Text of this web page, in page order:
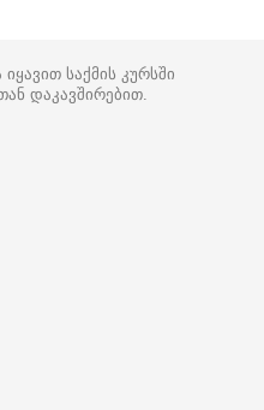
საქმის კურსში
დაკავშირებით.